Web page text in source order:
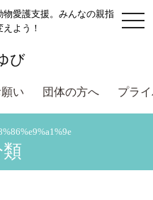
愛護支援。みんなの親指
よう！
び
い 団体の方へ プラ